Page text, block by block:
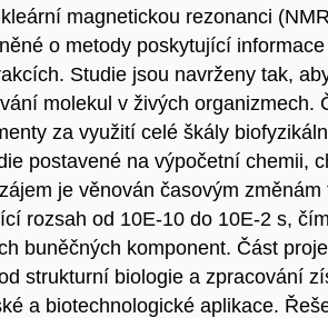
magnetickou rezonanci
o metody poskytující informace
Studie jsou navrženy tak,
molekul v živých organizmech.
za využití celé škály
postavené na výpočetní chemii,
je věnován časovým změnám
rozsah od 10E-10 do 10E-2 s,
buněčných komponent. Část
strukturní biologie a zpracování
a biotechnologické aplikace.